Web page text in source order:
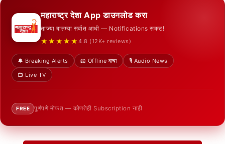
महाराष्ट्र देशा App डाउनलोड करा
ताज्या बातम्या सर्वात आधी — Notifications सकट!
★★★★★ 4.8 (12K+ reviews)
🔔 Breaking Alerts 📖 Offline वाचा
🎙️ Audio News
📺 Live TV
FREE पूर्णपणे मोफत — कोणतेही Subscription नाही